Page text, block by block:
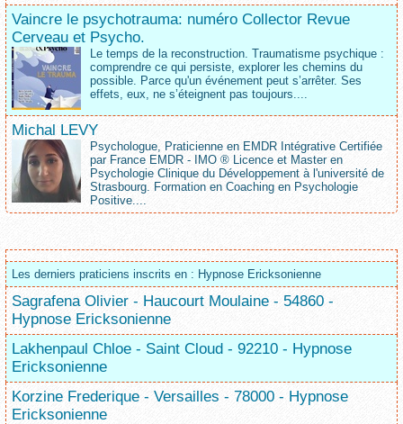
Vaincre le psychotrauma: numéro Collector Revue
Cerveau et Psycho.
Le temps de la reconstruction. Traumatisme psychique :
comprendre ce qui persiste, explorer les chemins du
possible. Parce qu'un événement peut s’arrêter. Ses
effets, eux, ne s’éteignent pas toujours....
Michal LEVY
Psychologue, Praticienne en EMDR Intégrative Certifiée
par France EMDR - IMO ® Licence et Master en
Psychologie Clinique du Développement à l'université de
Strasbourg. Formation en Coaching en Psychologie
Positive....
Les derniers praticiens inscrits en : Hypnose Ericksonienne
Sagrafena Olivier - Haucourt Moulaine - 54860 -
Hypnose Ericksonienne
Lakhenpaul Chloe - Saint Cloud - 92210 - Hypnose
Ericksonienne
Korzine Frederique - Versailles - 78000 - Hypnose
Ericksonienne